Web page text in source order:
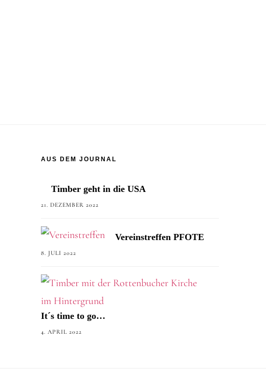
AUS DEM JOURNAL
Timber geht in die USA
21. DEZEMBER 2022
Vereinstreffen PFOTE
8. JULI 2022
It´s time to go…
4. APRIL 2022